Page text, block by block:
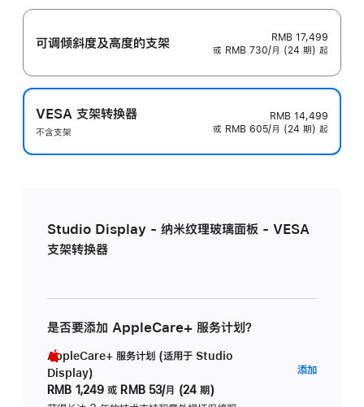
可调倾斜度及高‍度的支‍架
RMB 17,499
或 RMB 730/月 (24 期) 起
VESA 支架转换器
不含支架
RMB 14,499
或 RMB 605/月 (24 期) 起
Studio Display - 纳米纹理玻璃面板 - VESA
支架转换器
是否要添加 AppleCare+ 服务计划？
AppleCare+ 服务计划 (适用于 Studio
Display)
RMB 1,249 或 RMB 53/月 (24 期)
添加